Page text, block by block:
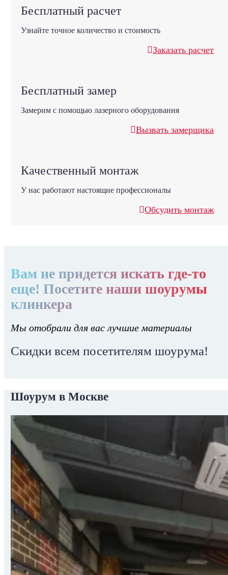
Бесплатный расчет
Узнайте точное количество и стоимость
Заказать расчет
Бесплатный замер
Замерим с помощью лазерного оборудования
Вызвать замерщика
Качественный монтаж
У нас работают настоящие профессионалы
Обсудить монтаж
Вам не придется искать где-то
еще! Посетите наши шоурумы
клинкера
Мы отобрали для вас лучшие материалы
Скидки всем посетителям шоурума!
Шоурум в Москве